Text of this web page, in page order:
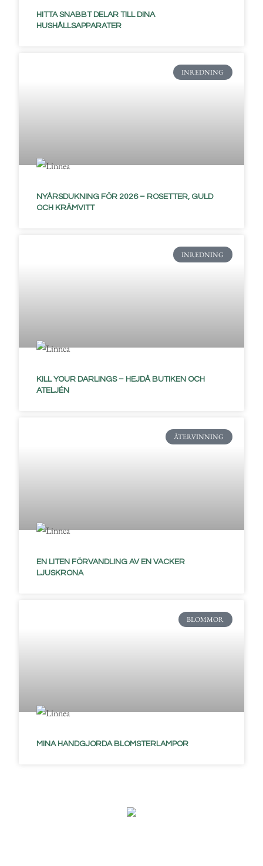
HITTA SNABBT DELAR TILL DINA
HUSHÅLLSAPPARATER
INREDNING
NYÅRSDUKNING FÖR 2026 – ROSETTER, GULD
OCH KRÄMVITT
INREDNING
KILL YOUR DARLINGS – HEJDÅ BUTIKEN OCH
ATELJÉN
ÅTERVINNING
EN LITEN FÖRVANDLING AV EN VACKER
LJUSKRONA
BLOMMOR
MINA HANDGJORDA BLOMSTERLAMPOR